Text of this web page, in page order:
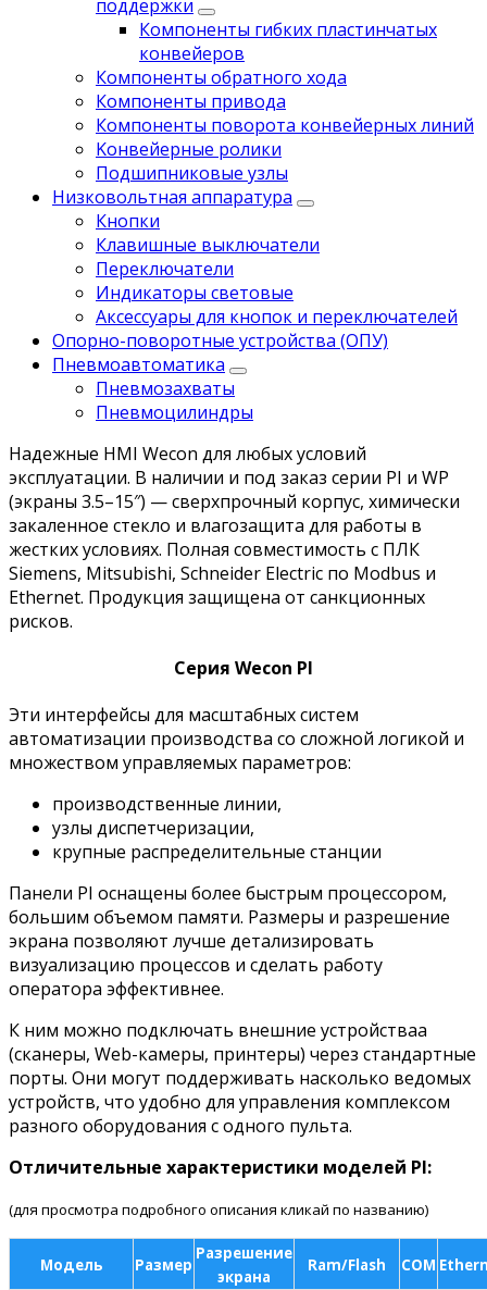
поддержки
Компоненты гибких пластинчатых
конвейеров
Компоненты обратного хода
Компоненты привода
Компоненты поворота конвейерных линий
Koнвейерныe pолики
Подшипниковые узлы
Низковольтная аппаратура
Кнопки
Клавишные выключатели
Переключатели
Индикаторы световые
Аксессуары для кнопок и переключателей
Опорно-поворотные устройства (ОПУ)
Пневмоавтоматика
Пневмозахваты
Пневмоцилиндры
Надежные HMI Wecon для любых условий
эксплуатации. В наличии и под заказ серии PI и WP
(экраны 3.5–15″) — сверхпрочный корпус, химически
закаленное стекло и влагозащита для работы в
жестких условиях. Полная совместимость с ПЛК
Siemens, Mitsubishi, Schneider Electric по Modbus и
Ethernet. Продукция защищена от санкционных
рисков.
Серия Wecon PI
Эти интерфейсы для масштабных систем
автоматизации производства со сложной логикой и
множеством управляемых параметров:
производственные линии,
узлы диспетчеризации,
крупные распределительные станции
Панели PI оснащены более быстрым процессором,
большим объемом памяти. Размеры и разрешение
экрана позволяют лучше детализировать
визуализацию процессов и сделать работу
оператора эффективнее.
К ним можно подключать внешние устройстваа
(сканеры, Web-камеры, принтеры) через стандартные
порты. Они могут поддерживать насколько ведомых
устройств, что удобно для управления комплексом
разного оборудования с одного пульта.
Отличительные характеристики моделей PI:
(для просмотра подробного описания кликай по названию)
Модель Размер
Разрешение
экрана
Ram/Flash COM